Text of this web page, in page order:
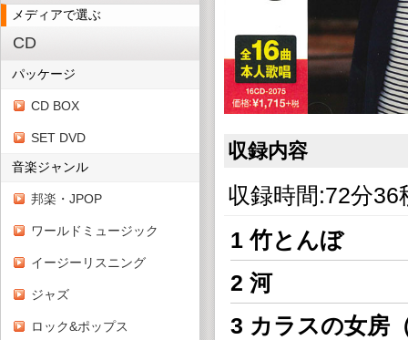
メディアで選ぶ
CD
パッケージ
CD BOX
SET DVD
音楽ジャンル
邦楽・JPOP
ワールドミュージック
イージーリスニング
ジャズ
ロック&ポップス
収録内容
収録時間:72分36
1 竹とんぼ
2 河
3 カラスの女房